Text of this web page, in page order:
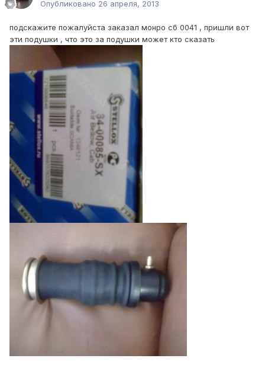
Опубликовано 26 апреля, 2013
подскажите пожалуйста заказал монро сб 0041 , пришли вот
эти подушки , что это за подушки может кто сказать